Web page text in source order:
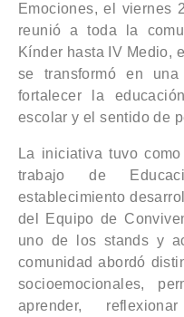
Emociones, el viernes
reunió a toda la
Kínder hasta IV Medio,
se transformó en una
fortalecer la
escolar y el sentido de
La iniciativa tuvo
trabajo de
establecimiento
del Equipo de
uno de los stands y
comunidad abordó
socioemocionales,
aprender,